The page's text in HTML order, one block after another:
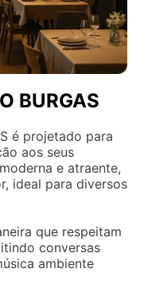
BURGAS
é projetado para
aos seus
e atraente,
ideal para diversos
que respeitam
conversas
ambiente